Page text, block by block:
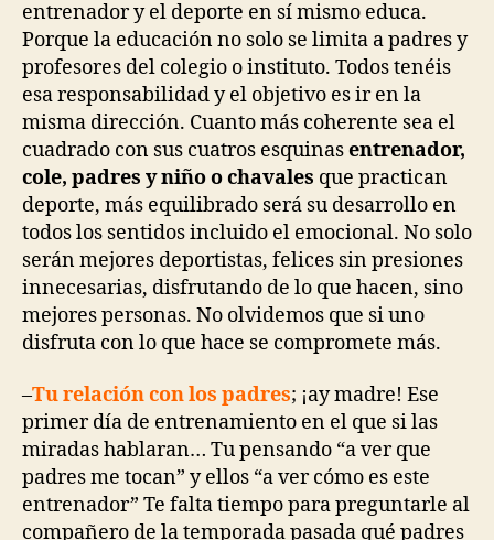
entrenador y el deporte en sí mismo educa.
Porque la educación no solo se limita a padres y
profesores del colegio o instituto. Todos tenéis
esa responsabilidad y el objetivo es ir en la
misma dirección. Cuanto más coherente sea el
cuadrado con sus cuatros esquinasentrenador,
cole, padres y niño o chavales que practican
deporte, más equilibrado será su desarrollo en
todos los sentidos incluido el emocional. No solo
serán mejores deportistas, felices sin presiones
innecesarias, disfrutando de lo que hacen, sino
mejores personas. No olvidemos que si uno
disfruta con lo que hace se compromete más.
–Tu relación con los padres; ¡ay madre! Ese
primer día de entrenamiento en el que si las
miradas hablaran… Tu pensando “a ver que
padres me tocan” y ellos “a ver cómo es este
entrenador” Te falta tiempo para preguntarle al
compañero de la temporada pasada qué padres